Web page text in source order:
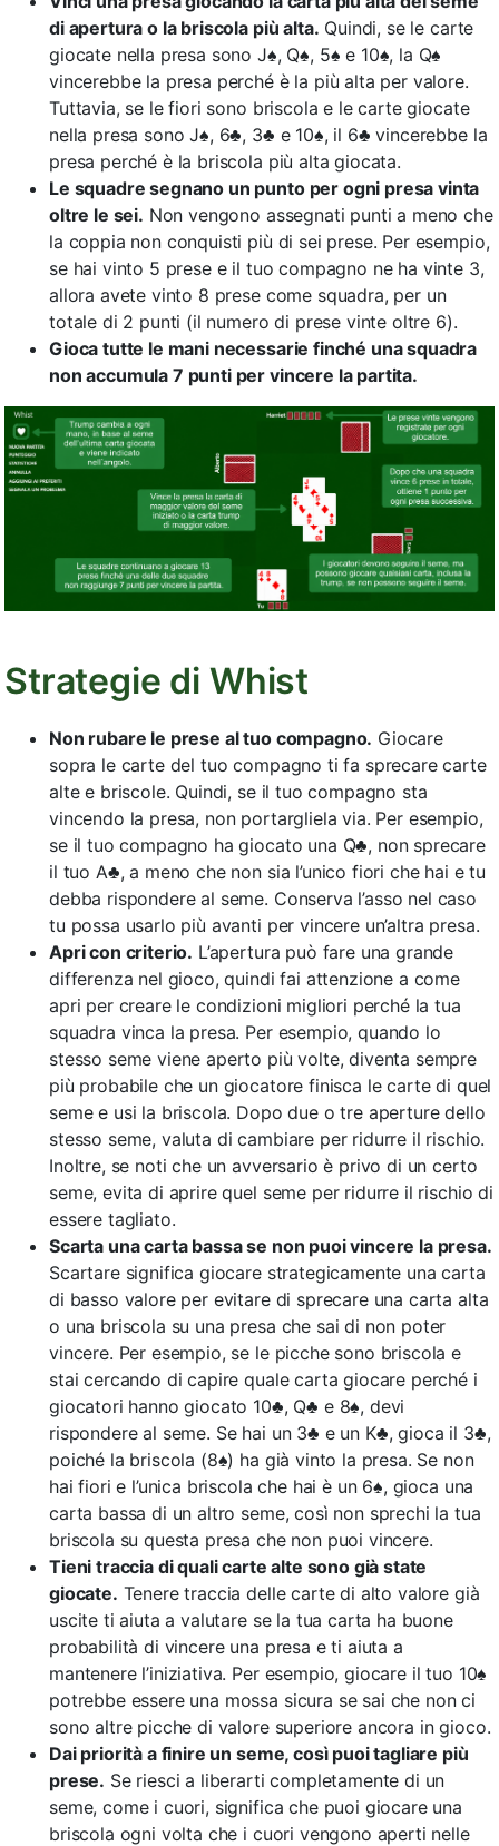
di apertura o la briscola più alta. Quindi, se le carte
giocate nella presa sono J♠, Q♠, 5♠ e 10♠, la Q♠
vincerebbe la presa perché è la più alta per valore.
Tuttavia, se le fiori sono briscola e le carte giocate
nella presa sono J♠, 6♣, 3♣ e 10♠, il 6♣ vincerebbe la
presa perché è la briscola più alta giocata.
Le squadre segnano un punto per ogni presa vinta
oltre le sei. Non vengono assegnati punti a meno che
la coppia non conquisti più di sei prese. Per esempio,
se hai vinto 5 prese e il tuo compagno ne ha vinte 3,
allora avete vinto 8 prese come squadra, per un
totale di 2 punti (il numero di prese vinte oltre 6).
Gioca tutte le mani necessarie finché una squadra
non accumula 7 punti per vincere la partita.
Strategie di Whist
Non rubare le prese al tuo compagno. Giocare
sopra le carte del tuo compagno ti fa sprecare carte
alte e briscole. Quindi, se il tuo compagno sta
vincendo la presa, non portargliela via. Per esempio,
se il tuo compagno ha giocato una Q♣, non sprecare
il tuo A♣, a meno che non sia l’unico fiori che hai e tu
debba rispondere al seme. Conserva l’asso nel caso
tu possa usarlo più avanti per vincere un’altra presa.
Apri con criterio. L’apertura può fare una grande
differenza nel gioco, quindi fai attenzione a come
apri per creare le condizioni migliori perché la tua
squadra vinca la presa. Per esempio, quando lo
stesso seme viene aperto più volte, diventa sempre
più probabile che un giocatore finisca le carte di quel
seme e usi la briscola. Dopo due o tre aperture dello
stesso seme, valuta di cambiare per ridurre il rischio.
Inoltre, se noti che un avversario è privo di un certo
seme, evita di aprire quel seme per ridurre il rischio di
essere tagliato.
Scarta una carta bassa se non puoi vincere la presa.
Scartare significa giocare strategicamente una carta
di basso valore per evitare di sprecare una carta alta
o una briscola su una presa che sai di non poter
vincere. Per esempio, se le picche sono briscola e
stai cercando di capire quale carta giocare perché i
giocatori hanno giocato 10♣, Q♣ e 8♠, devi
rispondere al seme. Se hai un 3♣ e un K♣, gioca il 3♣,
poiché la briscola (8♠) ha già vinto la presa. Se non
hai fiori e l’unica briscola che hai è un 6♠, gioca una
carta bassa di un altro seme, così non sprechi la tua
briscola su questa presa che non puoi vincere.
Tieni traccia di quali carte alte sono già state
giocate. Tenere traccia delle carte di alto valore già
uscite ti aiuta a valutare se la tua carta ha buone
probabilità di vincere una presa e ti aiuta a
mantenere l’iniziativa. Per esempio, giocare il tuo 10♠
potrebbe essere una mossa sicura se sai che non ci
sono altre picche di valore superiore ancora in gioco.
Dai priorità a finire un seme, così puoi tagliare più
prese. Se riesci a liberarti completamente di un
seme, come i cuori, significa che puoi giocare una
briscola ogni volta che i cuori vengono aperti nelle